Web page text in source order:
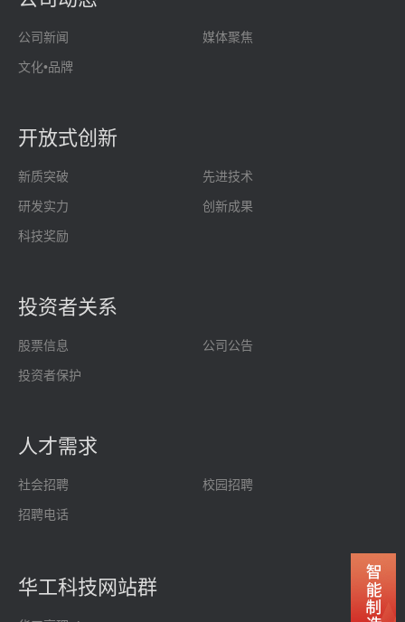
公司新闻 媒体聚焦
文化•品牌
开放式创新
新质突破 先进技术
研发实力 创新成果
科技奖励
投资者关系
股票信息 公司公告
投资者保护
人才需求
社会招聘 校园招聘
招聘电话
华工科技网站群